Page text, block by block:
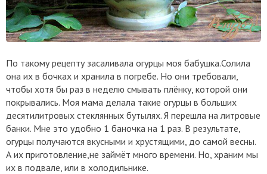
По такому рецепту засаливала огурцы моя бабушка.Солила
она их в бочках и хранила в погребе. Но они требовали,
чтобы хотя бы раз в неделю смывать плёнку, которой они
покрывались. Моя мама делала такие огурцы в больших
десятилитровых стеклянных бутылях. Я перешла на литровые
банки. Мне это удобно 1 баночка на 1 раз. В результате,
огурцы получаются вкусными и хрустящими, до самой весны.
А их приготовление,не займёт много времени. Но, храним мы
их в подвале, или в холодильнике.